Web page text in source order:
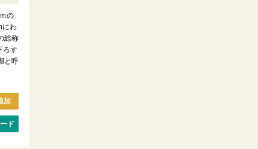
の
にわ
総称
ろす
と呼
加
ド